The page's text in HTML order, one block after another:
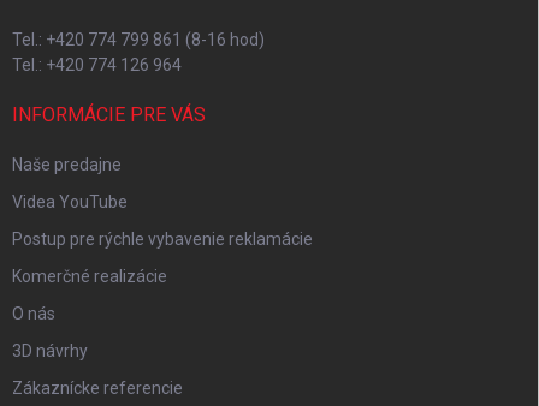
Tel.: +420 774 799 861 (8-16 hod)
Tel.: +420 774 126 964
INFORMÁCIE PRE VÁS
Naše predajne
Videa YouTube
Postup pre rýchle vybavenie reklamácie
Komerčné realizácie
O nás
3D návrhy
Zákaznícke referencie